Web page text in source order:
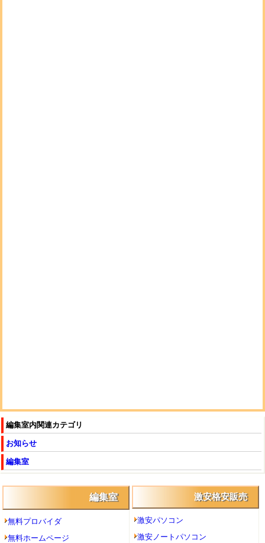
編集室内関連カテゴリ
お知らせ
編集室
編集室
無料プロバイダ
無料ホームページ
激安格安販売
激安パソコン
激安ノートパソコン